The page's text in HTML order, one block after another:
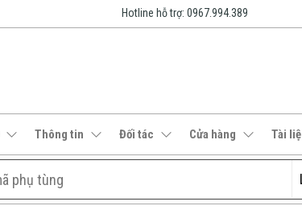
Hotline hỗ trợ: 0967.994.389
Thông tin Đối tác Cửa hàng Tài